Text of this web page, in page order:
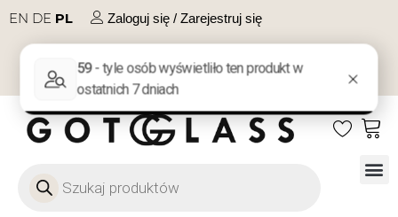
EN DE PL Zaloguj się / Zarejestruj się
NA PREZENT KONTAKT